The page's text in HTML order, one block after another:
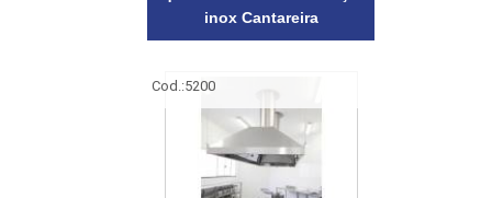
inox Cantareira
Cod.:5200